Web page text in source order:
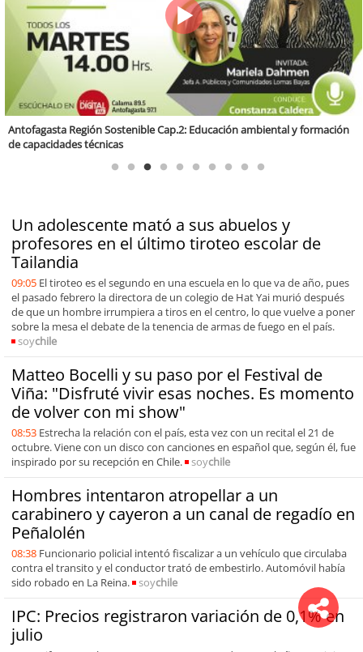
Valparaíso Región Sostenible Cap. 83: Calidad, ética y sostenibilidad
Un adolescente mató a sus abuelos y
profesores en el último tiroteo escolar de
Tailandia
09:05 El tiroteo es el segundo en una escuela en lo que va de año, pues
el pasado febrero la directora de un colegio de Hat Yai murió después
de que un hombre irrumpiera a tiros en el centro, lo que vuelve a poner
sobre la mesa el debate de la tenencia de armas de fuego en el país.
soychile
Matteo Bocelli y su paso por el Festival de
Viña: "Disfruté vivir esas noches. Es momento
de volver con mi show"
08:53 Estrecha la relación con el país, esta vez con un recital el 21 de
octubre. Viene con un disco con canciones en español que, según él, fue
inspirado por su recepción en Chile.
soychile
Hombres intentaron atropellar a un
carabinero y cayeron a un canal de regadío en
Peñalolén
08:38 Funcionario policial intentó fiscalizar a un vehículo que circulaba
contra el transito y el conductor trató de embestirlo. Automóvil había
sido robado en La Reina.
soychile
IPC: Precios registraron variación de 0,1% en
julio